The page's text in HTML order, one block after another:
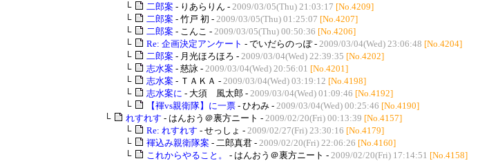
└
二郎案 - りあらりん - 2009/03/05(Thu) 21:03:17 [No.4209]
└
二郎案 - 竹戸 初 - 2009/03/05(Thu) 01:25:07 [No.4207]
└
二郎案 - こんこ - 2009/03/05(Thu) 00:50:36 [No.4206]
└
Re: 企画決定アンケート - でいだらのっぽ - 2009/03/04(Wed) 23:06:48 [No.4204]
└
二郎案 - 月光ほろほろ - 2009/03/04(Wed) 22:39:35 [No.4202]
└
志水案 - 慈詠 - 2009/03/04(Wed) 20:56:01 [No.4201]
└
志水案 - ＴＡＫＡ - 2009/03/04(Wed) 03:19:12 [No.4198]
└
志水案に - 大須 風太郎 - 2009/03/04(Wed) 01:09:46 [No.4192]
└
【褌vs親衛隊】に一票 - ひわみ - 2009/03/04(Wed) 00:25:46 [No.4190]
└
れすれす - はんおう＠裏方ニート - 2009/02/20(Fri) 00:13:39 [No.4157]
└
Re: れすれす - せっしょ - 2009/02/27(Fri) 23:30:16 [No.4179]
└
褌込み親衛隊案 - 二郎真君 - 2009/02/20(Fri) 22:06:26 [No.4160]
└
これからやること。 - はんおう＠裏方ニート - 2009/02/20(Fri) 17:14:51 [No.4158]